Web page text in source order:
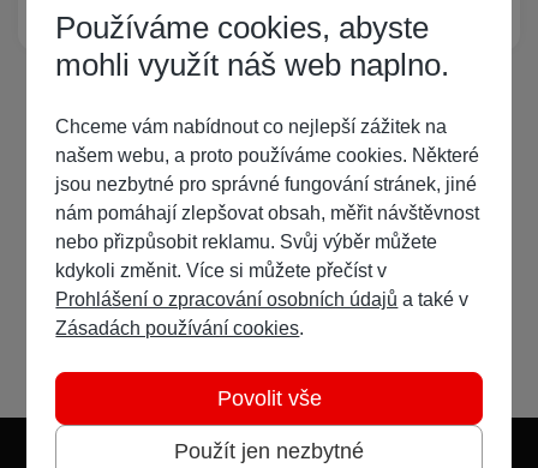
Žádný registrovaný uživatel si neprohlíží tuto stránku
Používáme cookies, abyste
mohli využít náš web naplno.
Chceme vám nabídnout co nejlepší zážitek na
našem webu, a proto používáme cookies. Některé
jsou nezbytné pro správné fungování stránek, jiné
nám pomáhají zlepšovat obsah, měřit návštěvnost
nebo přizpůsobit reklamu. Svůj výběr můžete
kdykoli změnit. Více si můžete přečíst v
Prohlášení o zpracování osobních údajů a také v
Zásadách používání cookies.
Použít jen nezbytné
Povolit vše